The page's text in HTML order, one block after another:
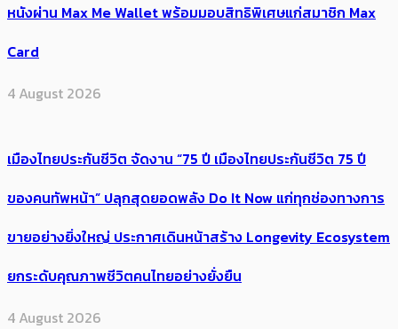
หนังผ่าน Max Me Wallet พร้อมมอบสิทธิพิเศษแก่สมาชิก Max
Card
4 August 2026
เมืองไทยประกันชีวิต จัดงาน “75 ปี เมืองไทยประกันชีวิต 75 ปี
ของคนทัพหน้า” ปลุกสุดยอดพลัง Do It Now แก่ทุกช่องทางการ
ขายอย่างยิ่งใหญ่ ประกาศเดินหน้าสร้าง Longevity Ecosystem
ยกระดับคุณภาพชีวิตคนไทยอย่างยั่งยืน
4 August 2026